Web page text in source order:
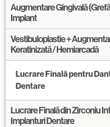
Augmentare Gingivală
Implant
Vestibuloplastie +
Keratinizată / Hemiarcadă
Lucrare Finală pentru
Dentare
Lucrare Finală din Zirconiu
Implanturi Dentare